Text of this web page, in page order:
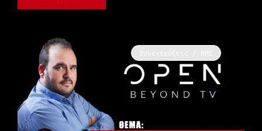
Συνεντεύξεις / ΜΜΕ